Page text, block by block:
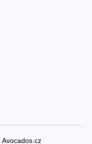
Avocados.cz